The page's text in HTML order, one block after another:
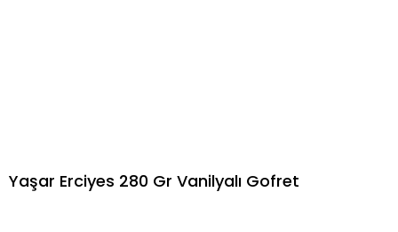
Yaşar Erciyes 280 Gr Vanilyalı Gofret